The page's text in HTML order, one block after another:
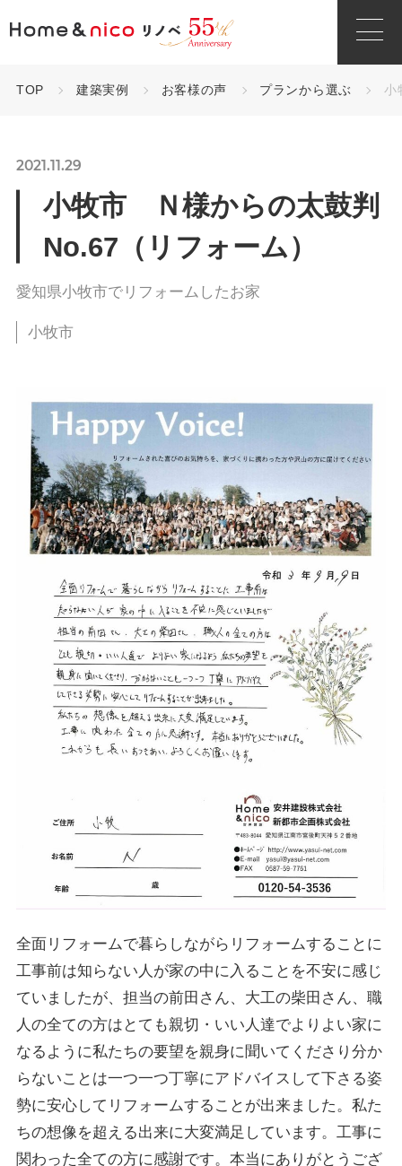
TOP 建築実例 お客様の声 プランから選ぶ 小
2021.11.29
小牧市 Ｎ様からの太鼓判
No.67（リフォーム）
愛知県小牧市でリフォームしたお家
小牧市
全面リフォームで暮らしながらリフォームすることに
工事前は知らない人が家の中に入ることを不安に感じ
ていましたが、担当の前田さん、大工の柴田さん、職
人の全ての方はとても親切・いい人達でよりよい家に
なるように私たちの要望を親身に聞いてくださり分か
らないことは一つ一つ丁寧にアドバイスして下さる姿
勢に安心してリフォームすることが出来ました。私た
ちの想像を超える出来に大変満足しています。工事に
関わった全ての方に感謝です。本当にありがとうござ